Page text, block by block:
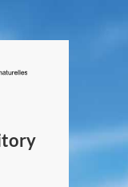
/
Canada